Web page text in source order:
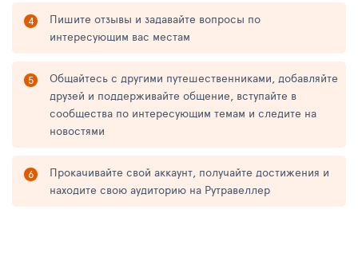
Пишите отзывы и задавайте вопросы по
интересующим вас местам
Общайтесь с другими путешественниками, добавляйте
друзей и поддерживайте общение, вступайте в
сообщества по интересующим темам и следите на
новостями
Прокачивайте свой аккаунт, получайте достижения и
находите свою аудиторию на Рутравеллер